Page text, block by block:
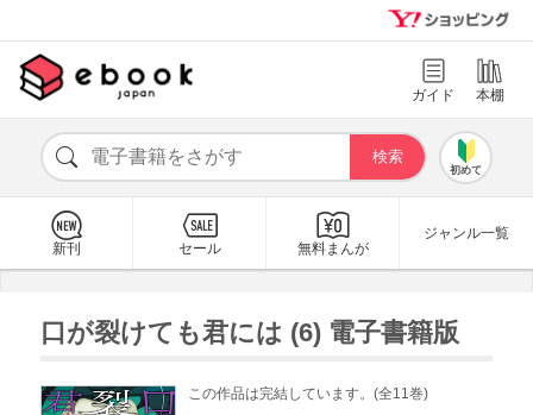
ガイド 本棚
初めて
新刊 セール 無料まんが
ジャンル一覧
口が裂けても君には (6) 電子書籍版
この作品は完結しています。(全11巻)